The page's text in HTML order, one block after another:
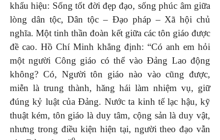
khẩu hiệu: Sống tốt đời đẹp đạo, sống phúc âm giữa
lòng dân tộc, Dân tộc – Đạo pháp – Xã hội chủ
nghĩa. Một tinh thần đoàn kết giữa các tôn giáo được
đề cao. Hồ Chí Minh khẳng định: “Có anh em hỏi
một người Công giáo có thể vào Đảng Lao động
không? Có, Người tôn giáo nào vào cũng được,
miễn là trung thành, hăng hái làm nhiệm vụ, giữ
đúng kỷ luật của Đảng. Nước ta kinh tế lạc hậu, kỹ
thuật kém, tôn giáo là duy tâm, cộng sản là duy vật,
nhưng trong điều kiện hiện tại, người theo đạo vẫn